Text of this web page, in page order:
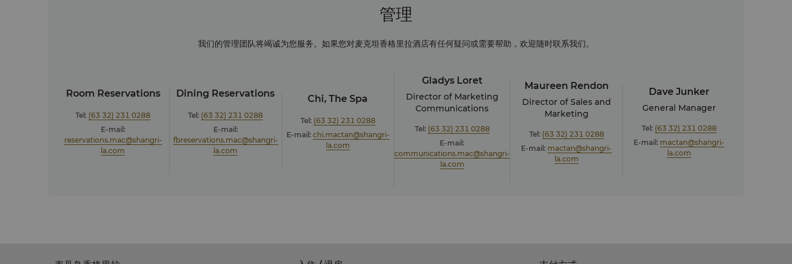
管理
我们的管理团队将竭诚为您服务。如果您对麦克坦香格里拉酒店有任何疑问或需要帮助，欢迎随时联系我们。
Room Reservations
Tel: (63 32) 231 0288
E-mail:
reservations.mac@shangri-
la.com
Dining Reservations
Tel: (63 32) 231 0288
E-mail:
fbreservations.mac@shangri-
la.com
Chi, The Spa
Tel: (63 32) 231 0288
E-mail: chi.mactan@shangri-
la.com
Gladys Loret
Director of Marketing
Communications
Tel: (63 32) 231 0288
E-mail:
communications.mac@shangri-
la.com
Maureen Rendon
Director of Sales and
Marketing
Tel: (63 32) 231 0288
E-mail: mactan@shangri-
la.com
Dave Junker
General Manager
Tel: (63 32) 231 0288
E-mail: mactan@shangri-
la.com